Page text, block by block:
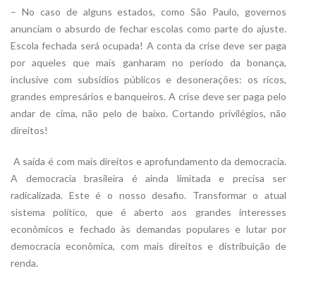
– No caso de alguns estados, como São Paulo, governos
anunciam o absurdo de fechar escolas como parte do ajuste.
Escola fechada será ocupada! A conta da crise deve ser paga
por aqueles que mais ganharam no período da bonança,
inclusive com subsídios públicos e desonerações: os ricos,
grandes empresários e banqueiros. A crise deve ser paga pelo
andar de cima, não pelo de baixo. Cortando privilégios, não
direitos!
 A saída é com mais direitos e aprofundamento da democracia.
A democracia brasileira é ainda limitada e precisa ser
radicalizada. Este é o nosso desafio. Transformar o atual
sistema político, que é aberto aos grandes interesses
econômicos e fechado às demandas populares e lutar por
democracia econômica, com mais direitos e distribuição de
renda.